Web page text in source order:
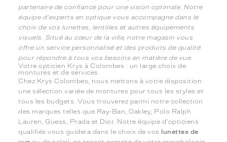
partenaire de confiance pour une vision optimale. Notre
équipe d'experts en optique vous accompagne dans le
choix de vos lunettes, lentilles et autres équipements
visuels. Situé au cœur de la ville, notre magasin vous
offre un service personnalisé et des produits de qualité
pour répondre à tous vos besoins en matière de vue.
Votre opticien Krys à Colombes : un large choix de
montures et de services
Chez Krys Colombes, nous mettons à votre disposition
une sélection variée de montures pour tous les styles et
tous les budgets. Vous trouverez parmi notre collection
des marques telles que Ray-Ban, Oakley, Polo Ralph
Lauren, Guess, Prada et Dior. Notre équipe d'opticiens
qualifiés vous guidera dans le choix de vos lunettes de